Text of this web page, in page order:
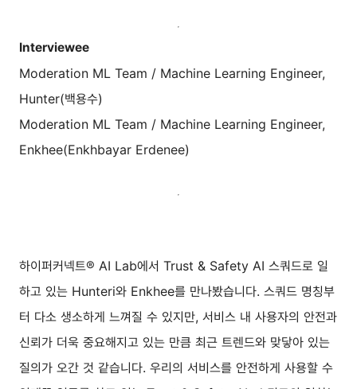
Interviewee
Moderation ML Team / Machine Learning Engineer,
Hunter(백용수)
Moderation ML Team / Machine Learning Engineer,
Enkhee(Enkhbayar Erdenee)
하이퍼커넥트® AI Lab에서 Trust & Safety AI 스쿼드로 일
하고 있는 Hunteri와 Enkhee를 만나봤습니다. 스쿼드 명칭부
터 다소 생소하게 느껴질 수 있지만, 서비스 내 사용자의 안전과
신뢰가 더욱 중요해지고 있는 만큼 최근 트렌드와 맞닿아 있는
질의가 오간 것 같습니다. 우리의 서비스를 안전하게 사용할 수